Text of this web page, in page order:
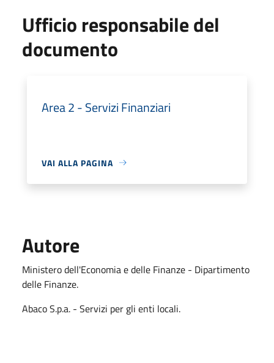
Ufficio responsabile del
documento
Area 2 - Servizi Finanziari
VAI ALLA PAGINA
Autore
Ministero dell'Economia e delle Finanze - Dipartimento
delle Finanze.
Abaco S.p.a. - Servizi per gli enti locali.